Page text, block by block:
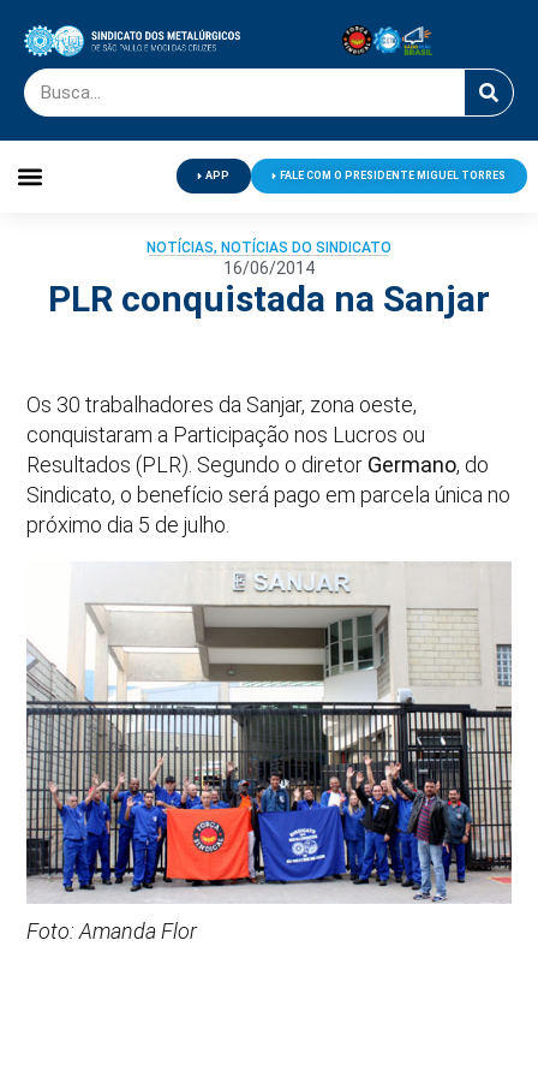
APP FALE COM O PRESIDENTE MIGUEL TORRES
NOTÍCIAS, NOTÍCIAS DO SINDICATO
16/06/2014
PLR conquistada na Sanjar
Os 30 trabalhadores da Sanjar, zona oeste,
conquistaram a Participação nos Lucros ou
Resultados (PLR). Segundo o diretor Germano, do
Sindicato, o benefício será pago em parcela única no
próximo dia 5 de julho.
Foto: Amanda Flor